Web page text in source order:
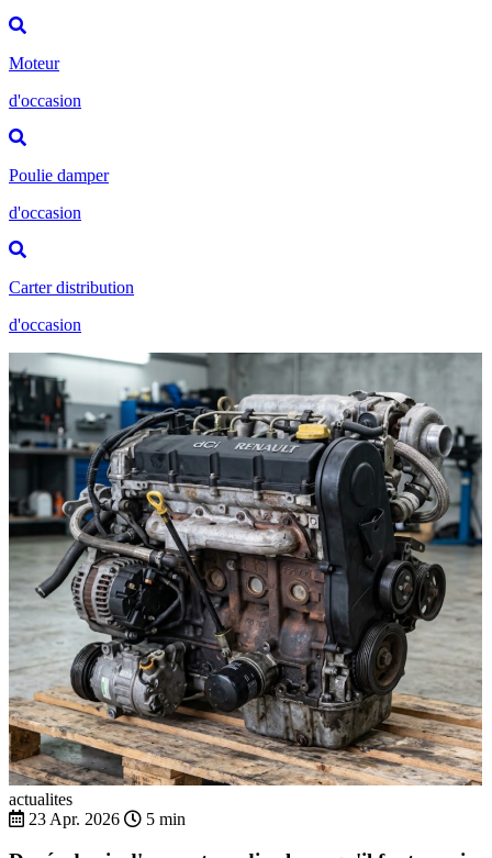
Moteur
d'occasion
Poulie damper
d'occasion
Carter distribution
d'occasion
actualites
23 Apr. 2026
5 min